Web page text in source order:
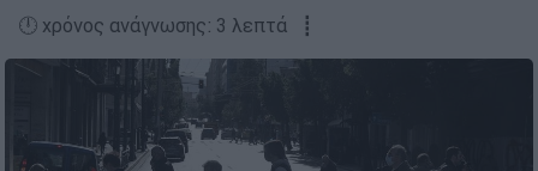
🕛 χρόνος ανάγνωσης: 3 λεπτά ┋